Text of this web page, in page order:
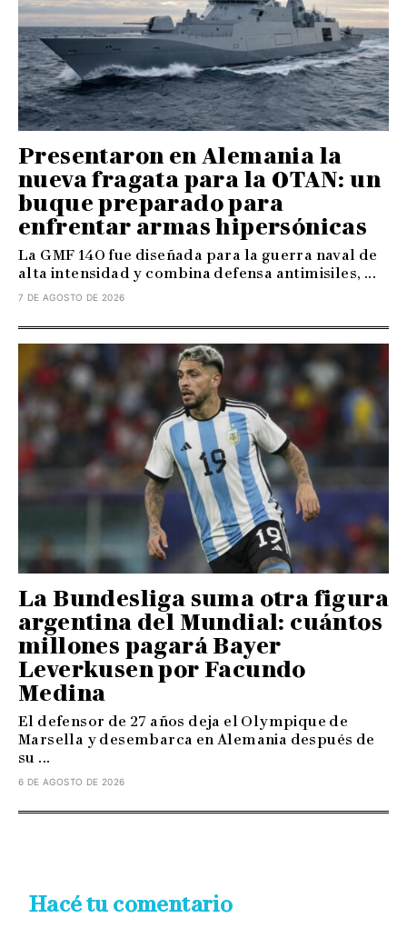
Presentaron en Alemania la
nueva fragata para la OTAN: un
buque preparado para
enfrentar armas hipersónicas
La GMF 140 fue diseñada para la guerra naval de
alta intensidad y combina defensa antimisiles, ...
7 DE AGOSTO DE 2026
La Bundesliga suma otra figura
argentina del Mundial: cuántos
millones pagará Bayer
Leverkusen por Facundo
Medina
El defensor de 27 años deja el Olympique de
Marsella y desembarca en Alemania después de
su ...
6 DE AGOSTO DE 2026
Hacé tu comentario